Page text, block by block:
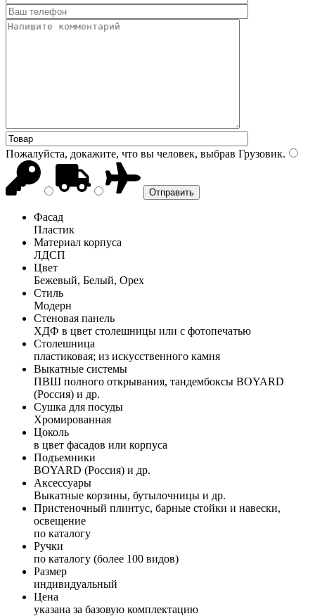
Пожалуйста, докажите, что вы человек, выбрав Грузовик.
Фасад
Пластик
Материал корпуса
ЛДСП
Цвет
Бежевый, Белый, Орех
Стиль
Модерн
Стеновая панель
ХДФ в цвет столешницы или с фотопечатью
Столешница
пластиковая; из искусственного камня
Выкатные системы
ПВШ полного открывания, тандембоксы BOYARD
(Россия) и др.
Сушка для посуды
Хромированная
Цоколь
в цвет фасадов или корпуса
Подъемники
BOYARD (Россия) и др.
Аксессуары
Выкатные корзины, бутылочницы и др.
Пристеночный плинтус, барные стойки и навески,
освещение
по каталогу
Ручки
по каталогу (более 100 видов)
Размер
индивидуальный
Цена
указана за базовую комплектацию